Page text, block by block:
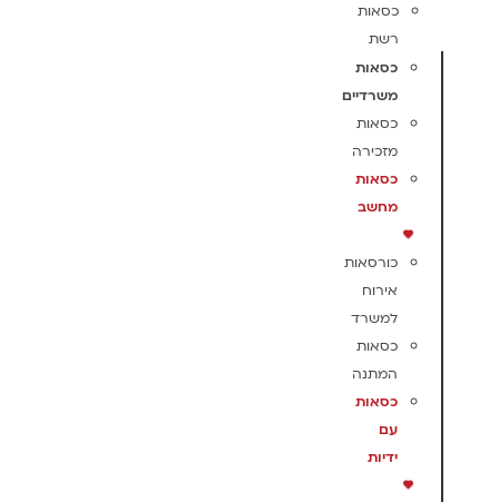
כסאות
רשת
כסאות
משרדיים
כסאות
מזכירה
כסאות
מחשב
כורסאות
אירוח
למשרד
כסאות
המתנה
כסאות
עם
ידיות